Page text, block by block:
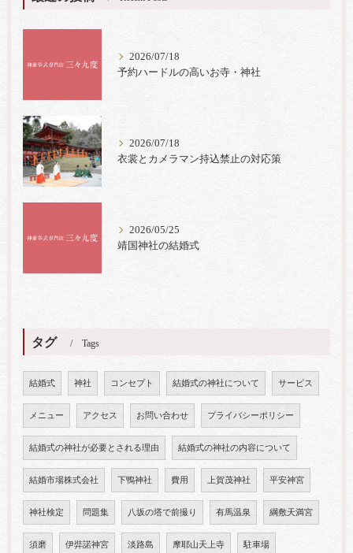
2026/07/18
予約ハードルの高いお寺・神社
2026/07/18
衣裳とカメラマン持込禁止の対応策
2026/05/25
靖国神社の結婚式
タグ Tags
結婚式 神社 コンセプト 結婚式の神社について サービス
メニュー アクセス お問い合わせ プライバシーポリシー
結婚式の神社が必要とされる理由 結婚式の神社の内容について
結婚市場株式会社 下鴨神社 費用 上賀茂神社 平安神宮
神社検定 問題集 八坂の塔で前撮り 有馬温泉 綱敷天満宮
須磨 伊弉諾神宮 淡路島 摩耶山天上寺 駐車場